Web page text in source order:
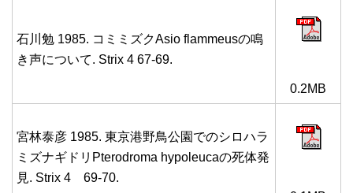
石川勉 1985. コミミズクAsio flammeusの鳴
き声について. Strix 4 67-69.
0.2MB
宮林泰彦 1985. 東京港野鳥公園でのシロハラ
ミズナギドリPterodroma hypoleucaの死体発
見. Strix 4 69-70.